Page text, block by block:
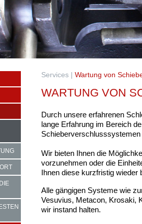
Services Wartung von
WARTUNG VON
Durch unsere erfahrenen
lange Erfahrung im Bereich
Wir bieten Ihnen die
vorzunehmen oder die
Ihnen diese kurzfristig wieder
Alle gängigen Systeme wie
Vesuvius, Metacon, Krosaki,
wir instand halten.